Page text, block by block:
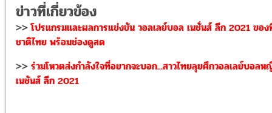
ข่าวที่เกี่ยวข้อง
>>โปรแกรมและผลการแข่งขัน วอลเลย์บอล เนชั่นส์ ลีก 2021 ขอ
ชาติไทย พร้อมช่องดูสด
>> ร่วมโหวตส่งกำลังใจที่อยากจะบอก...สาวไทยลุยศึกวอลเลย์บอลห
เนชันส์ ลีก 2021